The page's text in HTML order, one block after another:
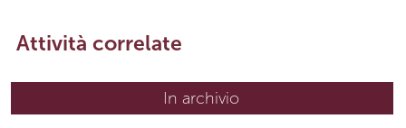
Attività correlate
In archivio